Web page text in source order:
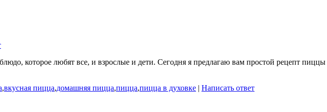
которое любят все, и взрослые и дети. Сегодня я предлагаю вам простой рецепт
,вкусная пицца,домашняя пицца,пицца,пицца в духовке | Написать ответ